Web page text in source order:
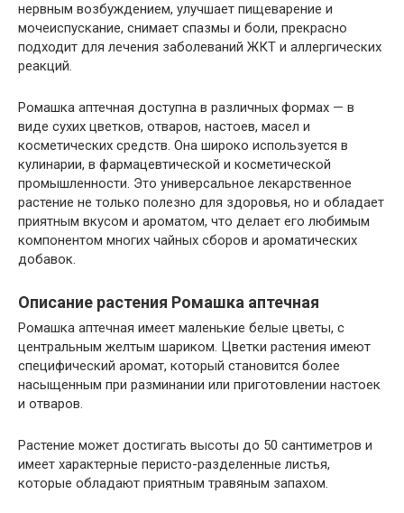
нервным возбуждением, улучшает пищеварение и
мочеиспускание, снимает спазмы и боли, прекрасно
подходит для лечения заболеваний ЖКТ и аллергических
реакций.
Ромашка аптечная доступна в различных формах — в
виде сухих цветков, отваров, настоев, масел и
косметических средств. Она широко используется в
кулинарии, в фармацевтической и косметической
промышленности. Это универсальное лекарственное
растение не только полезно для здоровья, но и обладает
приятным вкусом и ароматом, что делает его любимым
компонентом многих чайных сборов и ароматических
добавок.
Описание растения Ромашка аптечная
Ромашка аптечная имеет маленькие белые цветы, с
центральным желтым шариком. Цветки растения имеют
специфический аромат, который становится более
насыщенным при разминании или приготовлении настоек
и отваров.
Растение может достигать высоты до 50 сантиметров и
имеет характерные перисто-разделенные листья,
которые обладают приятным травяным запахом.